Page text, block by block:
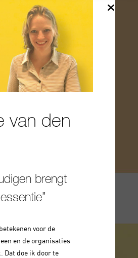
van den
brengt
voor de
en de organisaties
Dat doe ik door te